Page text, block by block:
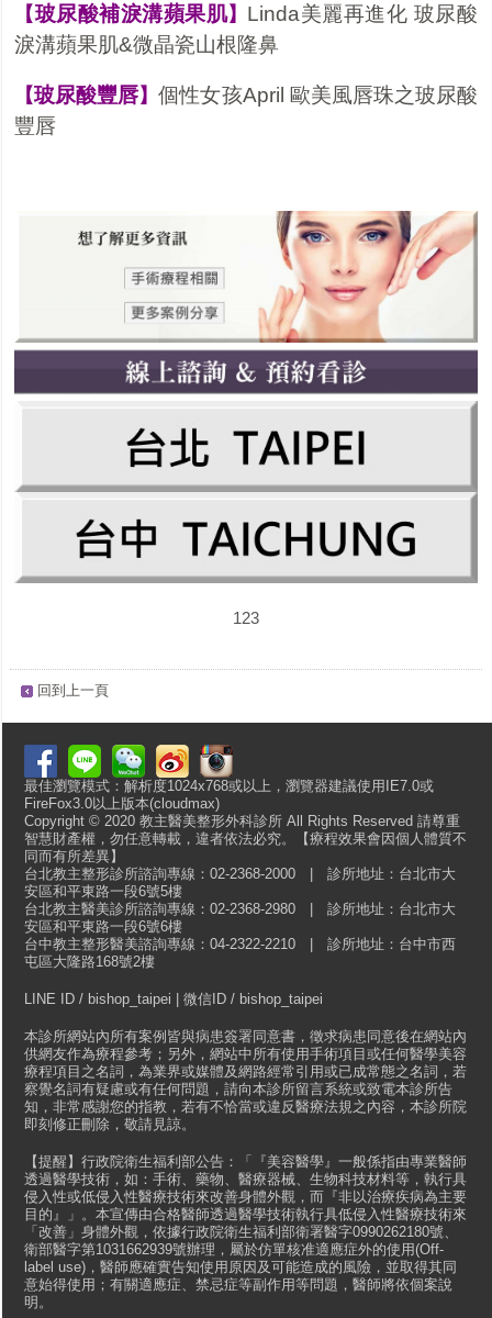
【玻尿酸補淚溝蘋果肌】 Linda美麗再進化 玻尿酸
淚溝蘋果肌&微晶瓷山根隆鼻
【玻尿酸豐唇】個性女孩April 歐美風唇珠之玻尿酸
豐唇
123
回到上一頁
最佳瀏覽模式：解析度1024x768或以上，瀏覽器建議使用IE7.0或
FireFox3.0以上版本(cloudmax)
Copyright © 2020 教主醫美整形外科診所 All Rights Reserved 請尊重
智慧財產權，勿任意轉載，違者依法必究。【療程效果會因個人體質不
同而有所差異】
台北教主整形診所諮詢專線：02-2368-2000 | 診所地址：台北市大
安區和平東路一段6號5樓
台北教主醫美診所諮詢專線：02-2368-2980 | 診所地址：台北市大
安區和平東路一段6號6樓
台中教主整形醫美諮詢專線：04-2322-2210 | 診所地址：台中市西
屯區大隆路168號2樓
LINE ID / bishop_taipei | 微信ID / bishop_taipei
本診所網站內所有案例皆與病患簽署同意書，徵求病患同意後在網站內
供網友作為療程參考；另外，網站中所有使用手術項目或任何醫學美容
療程項目之名詞，為業界或媒體及網路經常引用或已成常態之名詞，若
察覺名詞有疑慮或有任何問題，請向本診所留言系統或致電本診所告
知，非常感謝您的指教，若有不恰當或違反醫療法規之內容，本診所院
即刻修正刪除，敬請見諒。
【提醒】行政院衛生福利部公告：「『美容醫學』一般係指由專業醫師
透過醫學技術，如：手術、藥物、醫療器械、生物科技材料等，執行具
侵入性或低侵入性醫療技術來改善身體外觀，而『非以治療疾病為主要
目的』」。本宣傳由合格醫師透過醫學技術執行具低侵入性醫療技術來
「改善」身體外觀，依據行政院衛生福利部衛署醫字0990262180號、
衛部醫字第1031662939號辦理，屬於仿單核准適應症外的使用(Off-
label use)，醫師應確實告知使用原因及可能造成的風險，並取得其同
意始得使用；有關適應症、禁忌症等副作用等問題，醫師將依個案說
明。